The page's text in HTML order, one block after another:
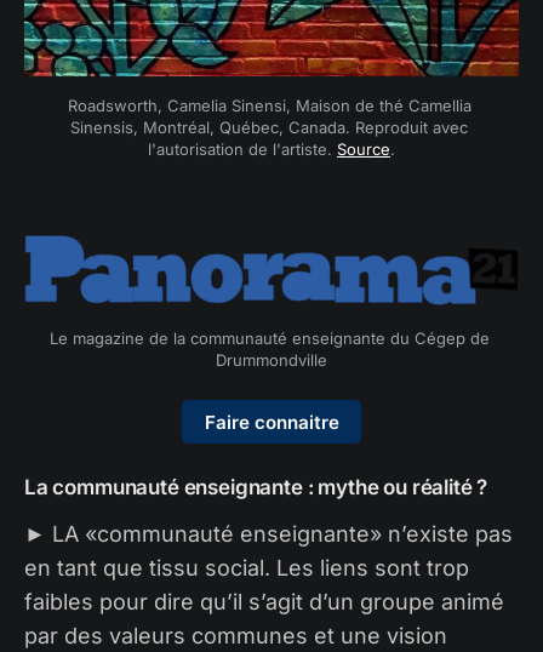
Roadsworth, Camelia Sinensi, Maison de thé Camellia
Sinensis, Montréal, Québec, Canada. Reproduit avec
l'autorisation de l'artiste. Source.
Le magazine de la communauté enseignante du Cégep de
Drummondville
Faire connaitre
La communauté enseignante : mythe ou réalité ?
► LA «communauté enseignante» n’existe pas
en tant que tissu social. Les liens sont trop
faibles pour dire qu’il s’agit d’un groupe animé
par des valeurs communes et une vision